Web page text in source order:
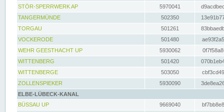
STÖR-SPERRWERK AP 5970041
TANGERMÜNDE
502350
TORGAU
501261
VOCKERODE
501480
WEHR GEESTHACHT UP
5930062
WITTENBERG
501420
WITTENBERGE
503050
ZOLLENSPIEKER
5930090
ELBE-LÜBECK-KANAL
BÜSSAU UP
9669040